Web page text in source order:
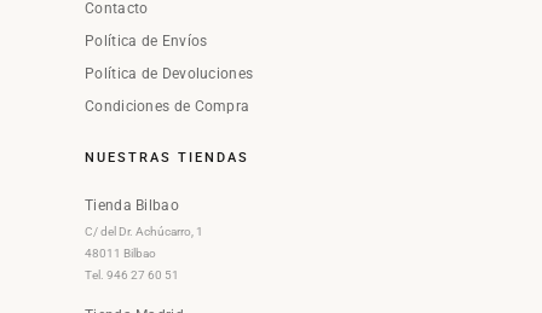
Contacto
Política de Envíos
Política de Devoluciones
Condiciones de Compra
NUESTRAS TIENDAS
Tienda Bilbao
C/ del Dr. Achúcarro, 1
48011 Bilbao
Tel. 946 27 60 51